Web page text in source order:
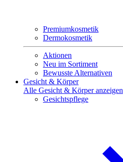
Premiumkosmetik
Dermokosmetik
Aktionen
Neu im Sortiment
Bewusste Alternativen
Gesicht & Körper
Alle Gesicht & Körper anzeigen
Gesichtspflege